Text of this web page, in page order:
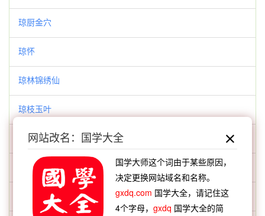
琼厨金穴
琼怀
琼林锦绣仙
琼枝玉叶
琼楼玉宇
瑕不揜瑜
瑰意琦行
网站改名：国学大全
国学大师这个词由于某些原因，
决定更换网站域名和名称。
gxdq.com 国学大全，请记住这
4个字母，gxdq 国学大全的简